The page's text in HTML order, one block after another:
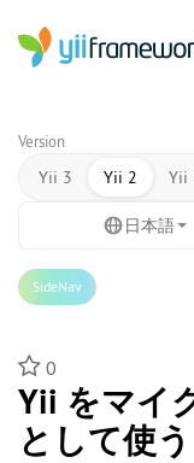
Version
Yii 3 Yii 2 Yii
日本語
SideNav
0
Yii をマイ
として使う